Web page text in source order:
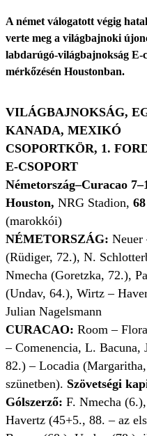
A német válogatott végig
verte meg a világbajnoki
labdarúgó-világbajnokság
mérkőzésén Houstonban.
VILÁGBAJNOKSÁG,
KANADA, MEXIKÓ
CSOPORTKÖR, 1.
E-CSOPORT
Németország–Curacao
Houston, NRG Stadion,
(marokkói)
NÉMETORSZÁG:
(Rüdiger, 72.), N.
Nmecha (Goretzka, 72.),
(Undav, 64.), Wirtz –
Julian Nagelsmann
CURACAO: Room –
– Comenencia, L. Bacuna,
82.) – Locadia
szünetben). Szövetségi
Gólszerző: F. Nmecha
Havertz (45+5., 88. – az